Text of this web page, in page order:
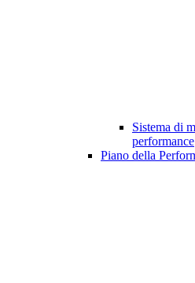
Sistema di
performance
Piano della